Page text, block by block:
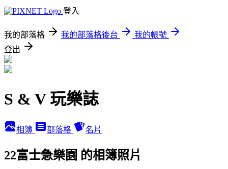
登入
我的部落格 我的部落格後台
我的帳號
登出
S & V 玩樂誌
相簿 部落格 名片
22富士急樂園 的相簿照片